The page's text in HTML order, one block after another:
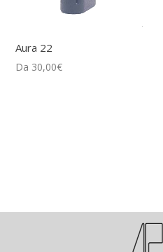
Aura 22
Da 30,00€